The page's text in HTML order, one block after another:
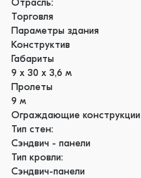
Отрасль:
Торговля
Параметры здания
Конструктив
Габариты
9 х 30 х 3,6 м
Пролеты
9 м
Ограждающие конструкции
Тип стен:
Сэндвич - панели
Тип кровли:
Сэндвич-панели